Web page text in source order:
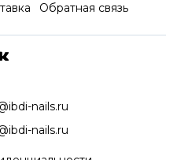
Обратная связь
nails.ru
nails.ru